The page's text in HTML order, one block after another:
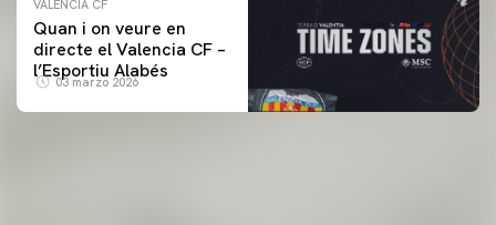
VALENCIA CF
Quan i on veure en
directe el Valencia CF –
l’Esportiu Alabés
03 marzo 2026